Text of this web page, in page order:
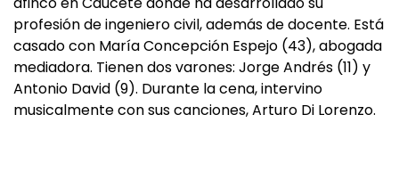
profesión de ingeniero civil, además de docente. Está
casado con María Concepción Espejo (43), abogada
mediadora. Tienen dos varones: Jorge Andrés (11) y
Antonio David (9). Durante la cena, intervino
musicalmente con sus canciones, Arturo Di Lorenzo.